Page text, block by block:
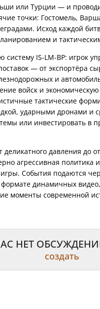
или Турции — и
точки: Гостомель,
Исход каждой
систему IS-LM-BP: игрок
— от экспортёра
и
войск и
тактические
ударными дронами и
или инвестировать в
давления до
агрессивная
События подаются
динамичных
моменты современной
НЕТ
создать